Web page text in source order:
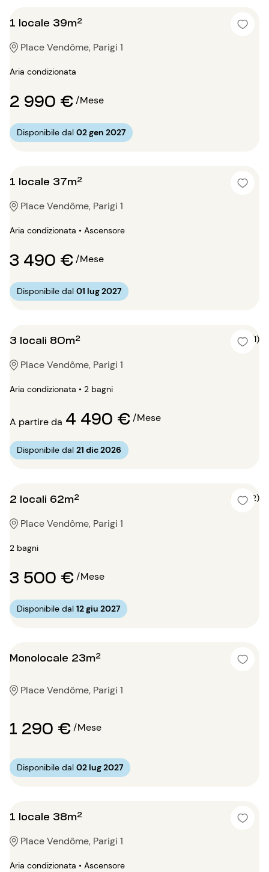
1 locale 39m²
Place Vendôme, Parigi 1
Aria condizionata
2 990 €/Mese
Disponibile dal 02 gen 2027
1 locale 37m²
Place Vendôme, Parigi 1
Aria condizionata • Ascensore
3 490 €/Mese
Disponibile dal 01 lug 2027
3 locali 80m² 5 (1)
Place Vendôme, Parigi 1
Aria condizionata • 2 bagni
A partire da 4 490 €/Mese
Disponibile dal 21 dic 2026
2 locali 62m² 5 (2)
Place Vendôme, Parigi 1
2 bagni
3 500 €/Mese
Disponibile dal 12 giu 2027
Monolocale 23m²
Place Vendôme, Parigi 1
1 290 €/Mese
Disponibile dal 02 lug 2027
1 locale 38m²
Place Vendôme, Parigi 1
Aria condizionata • Ascensore